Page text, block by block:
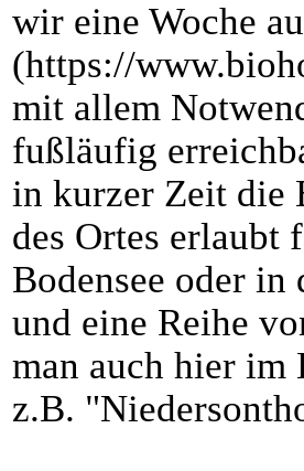
wir eine Woche
(https://
mit allem
fußläufig
in kurzer Zeit die
des Ortes erlaubt
Bodensee oder
und eine Reihe
man auch hier
z.B.